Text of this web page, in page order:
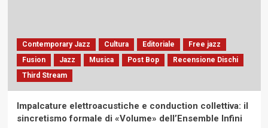
Contemporary Jazz Cultura Editoriale
Free jazz
Fusion
Jazz Musica Post Bop
Recensione Dischi
Third Stream
Impalcature elettroacustiche e conduction collettiva: il
sincretismo formale di «Volume» dell’Ensemble Infini